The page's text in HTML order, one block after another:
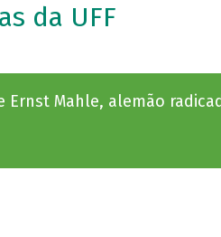
da UFF
Ernst Mahle, alemão